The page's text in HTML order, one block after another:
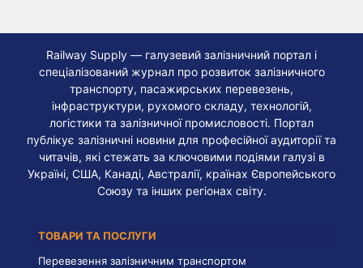
Railway Supply — галузевий залізничний портал і
спеціалізований журнал про розвиток залізничного
транспорту, пасажирських перевезень,
інфраструктури, рухомого складу, технологій,
логістики та залізничної промисловості. Портал
публікує залізничні новини для професійної аудиторії та
читачів, які стежать за ключовими подіями галузі в
Україні, США, Канаді, Австралії, країнах Європейського
Союзу та інших регіонах світу.
ТОВАРИ ТА ПОСЛУГИ
Перевезення залізничним транспортом